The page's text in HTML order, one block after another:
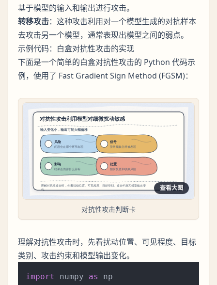
基于模型的输入和输出进行攻击。
转移攻击：这种攻击利用对一个模型生成的对抗样本
去攻击另一个模型，通常表现出模型之间的弱点。
示例代码：白盒对抗性攻击的实现
下面是一个简单的白盒对抗性攻击的 Python 代码示
例，使用了 Fast Gradient Sign Method (FGSM)：
查看大图
对抗性攻击判断卡
理解对抗性攻击时，先看扰动位置、可见程度、目标
类别、攻击约束和模型输出变化。
import numpy as